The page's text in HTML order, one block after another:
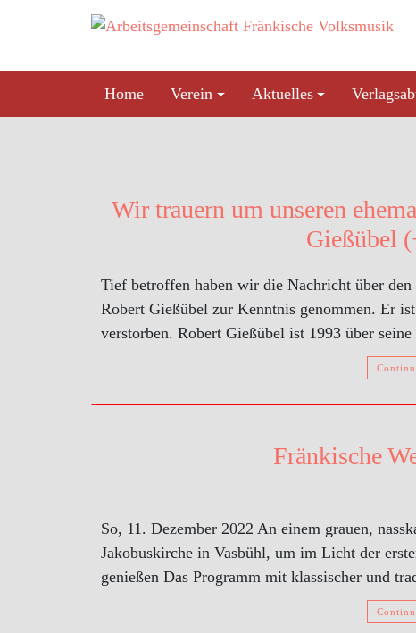
Home
Verein Aktuelles
Wir trauern um unseren
Gießübel
Tief betroffen haben wir die Nachricht über den
Robert Gießübel zur Kenntnis genommen. Er
verstorben. Robert Gießübel ist 1993 über
Fränkische
So, 11. Dezember 2022 An einem grauen,
Jakobuskirche in Vasbühl, um im Licht der
genießen Das Programm mit klassischer und